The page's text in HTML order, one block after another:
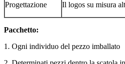
Progettazione Il logos su misura
Pacchetto:
1. Ogni individuo del pezzo imballato